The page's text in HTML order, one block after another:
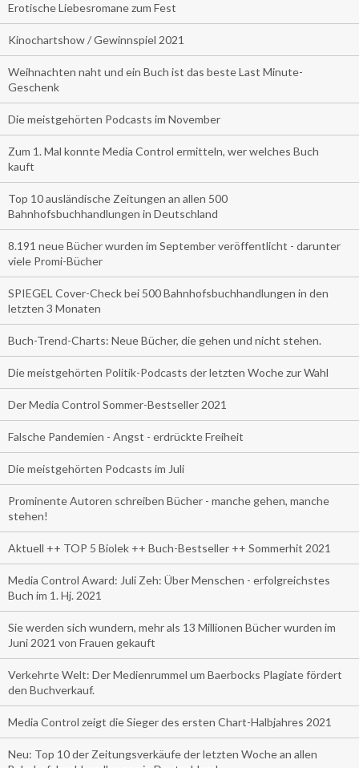
Erotische Liebesromane zum Fest
Kinochartshow / Gewinnspiel 2021
Weihnachten naht und ein Buch ist das beste Last Minute-
Geschenk
Die meistgehörten Podcasts im November
Zum 1. Mal konnte Media Control ermitteln, wer welches Buch
kauft
Top 10 ausländische Zeitungen an allen 500
Bahnhofsbuchhandlungen in Deutschland
8.191 neue Bücher wurden im September veröffentlicht - darunter
viele Promi-Bücher
SPIEGEL Cover-Check bei 500 Bahnhofsbuchhandlungen in den
letzten 3 Monaten
Buch-Trend-Charts: Neue Bücher, die gehen und nicht stehen.
Die meistgehörten Politik-Podcasts der letzten Woche zur Wahl
Der Media Control Sommer-Bestseller 2021
Falsche Pandemien - Angst - erdrückte Freiheit
Die meistgehörten Podcasts im Juli
Prominente Autoren schreiben Bücher - manche gehen, manche
stehen!
Aktuell ++ TOP 5 Biolek ++ Buch-Bestseller ++ Sommerhit 2021
Media Control Award: Juli Zeh: Über Menschen - erfolgreichstes
Buch im 1. Hj. 2021
Sie werden sich wundern, mehr als 13 Millionen Bücher wurden im
Juni 2021 von Frauen gekauft
Verkehrte Welt: Der Medienrummel um Baerbocks Plagiate fördert
den Buchverkauf.
Media Control zeigt die Sieger des ersten Chart-Halbjahres 2021
Neu: Top 10 der Zeitungsverkäufe der letzten Woche an allen